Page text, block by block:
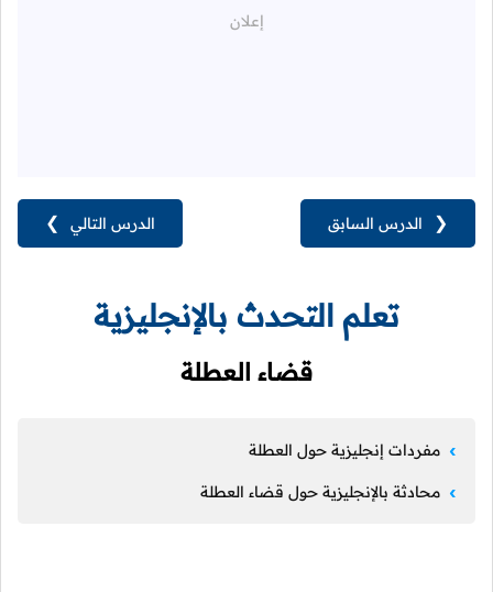
الدرس التالي ❯ ❮ الدرس السابق
تعلم التحدث بالإنجليزية
قضاء العطلة
مفردات إنجليزية حول العطلة
محادثة بالإنجليزية حول قضاء العطلة